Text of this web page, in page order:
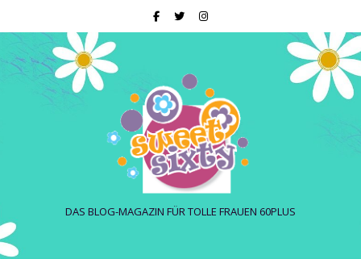
DAS BLOG-MAGAZIN FÜR TOLLE FRAUEN 60PLUS